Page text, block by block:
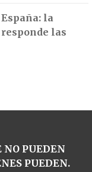
la
las
NO PUEDEN
PUEDEN.